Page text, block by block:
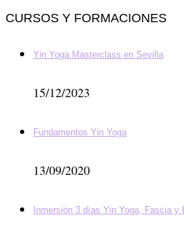
CURSOS Y FORMACIONES
Yin Yoga Masterclass en Sevilla
15/12/2023
Fundamentos Yin Yoga
13/09/2020
Inmersión 3 días Yin Yoga, Fascia y